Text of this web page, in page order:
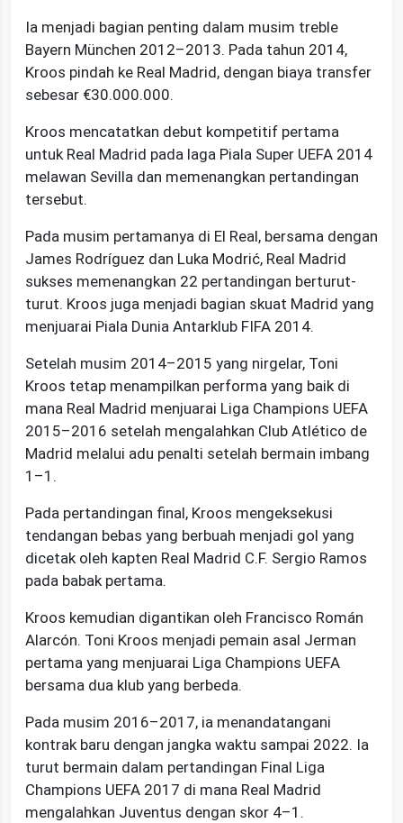
Ia menjadi bagian penting dalam musim treble
Bayern München 2012–2013. Pada tahun 2014,
Kroos pindah ke Real Madrid, dengan biaya transfer
sebesar €30.000.000.
Kroos mencatatkan debut kompetitif pertama
untuk Real Madrid pada laga Piala Super UEFA 2014
melawan Sevilla dan memenangkan pertandingan
tersebut.
Pada musim pertamanya di El Real, bersama dengan
James Rodríguez dan Luka Modrić, Real Madrid
sukses memenangkan 22 pertandingan berturut-
turut. Kroos juga menjadi bagian skuat Madrid yang
menjuarai Piala Dunia Antarklub FIFA 2014.
Setelah musim 2014–2015 yang nirgelar, Toni
Kroos tetap menampilkan performa yang baik di
mana Real Madrid menjuarai Liga Champions UEFA
2015–2016 setelah mengalahkan Club Atlético de
Madrid melalui adu penalti setelah bermain imbang
1–1.
Pada pertandingan final, Kroos mengeksekusi
tendangan bebas yang berbuah menjadi gol yang
dicetak oleh kapten Real Madrid C.F. Sergio Ramos
pada babak pertama.
Kroos kemudian digantikan oleh Francisco Román
Alarcón. Toni Kroos menjadi pemain asal Jerman
pertama yang menjuarai Liga Champions UEFA
bersama dua klub yang berbeda.
Pada musim 2016–2017, ia menandatangani
kontrak baru dengan jangka waktu sampai 2022. Ia
turut bermain dalam pertandingan Final Liga
Champions UEFA 2017 di mana Real Madrid
mengalahkan Juventus dengan skor 4–1.